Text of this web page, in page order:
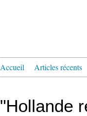
Accueil Articles récents
"Hollande